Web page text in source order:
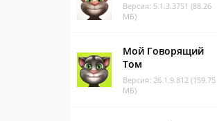
Версия: 5.1.3.3751 (88.26
МБ)
Мой Говорящий
Том
Версия: 26.1.9.812 (159.75
МБ)